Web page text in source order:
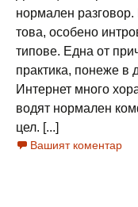
нормален
това, особено
типове. Една от
практика, понеже в
Интернет много
водят нормален
цел. [...]
Вашият коментар